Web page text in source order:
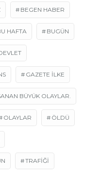
BEGEN HABER
HAFTA BUGÜN
GAZETE ILKE
BÜYÜK OLAYLAR.
OLAYLAR ÖLDÜ
TRAFIĞI